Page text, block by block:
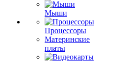
Мыши
Процессоры
Материнские
платы